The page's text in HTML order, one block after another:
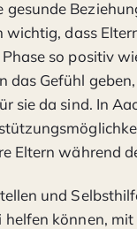
gesunde
wichtig, dass
so positiv
das Gefühl geben,
sie da sind. In
Eltern während
und
helfen können,